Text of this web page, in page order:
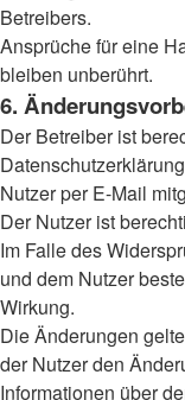
Betreibers.
Ansprüche für eine
bleiben unberührt.
6.
Der Betreiber ist
Nutzer per E-Mail
Der Nutzer ist
Im Falle des
und dem Nutzer
Wirkung.
Die Änderungen
der Nutzer den
Informationen über